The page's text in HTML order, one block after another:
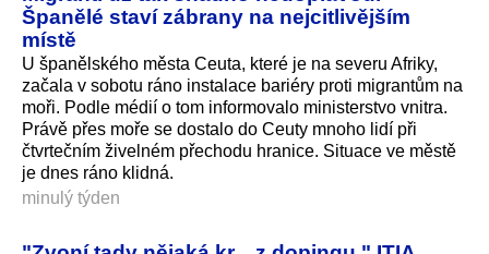
Španělé staví zábrany na nejcitlivějším
místě
U španělského města Ceuta, které je na severu Afriky,
začala v sobotu ráno instalace bariéry proti migrantům na
moři. Podle médií o tom informovalo ministerstvo vnitra.
Právě přes moře se dostalo do Ceuty mnoho lidí při
čtvrtečním živelném přechodu hranice. Situace ve městě
je dnes ráno klidná.
minulý týden